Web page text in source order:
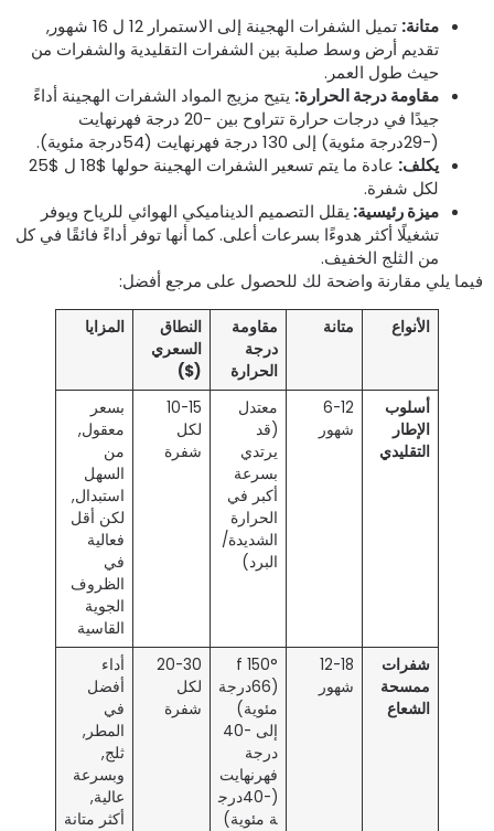
متانة:
تميل الشفرات الهجينة إلى الاستمرار 12 ل 16 شهور,
تقديم أرض وسط صلبة بين الشفرات التقليدية والشفرات من
حيث طول العمر.
مقاومة درجة الحرارة:يتيح مزيج المواد الشفرات الهجينة أداءً
جيدًا في درجات حرارة تتراوح بين -20 درجة فهرنهايت
يكلف:
عادة ما يتم تسعير الشفرات الهجينة حولها $18 ل $25
لكل شفرة.
ميزة رئيسية:يقلل التصميم الديناميكي الهوائي للرياح ويوفر
تشغيلًا أكثر هدوءًا بسرعات أعلى. كما أنها توفر أداءً فائقًا في كل
من الثلج الخفيف.
يلي مقارنة واضحة لك للحصول على مرجع أفضل:
الأنواع متانة
مقاومة
درجة
الحرارة
النطاق
السعري
($)
المزايا
أسلوب
الإطار
التقليدي
6-12
شهور
معتدل
(قد
يرتدي
بسرعة
أكبر في
الحرارة
الشديدة/
البرد)
10-15
لكل
شفرة
بسعر
معقول,
من
السهل
استبدال,
لكن أقل
فعالية
في
الظروف
الجوية
القاسية
شفرات
ممسحة
الشعاع
12-18
شهور
150° f
(66درجة
مئوية)
إلى -40
درجة
فهرنهايت
(-40درج
ة مئوية)
20-30
لكل
شفرة
أداء
أفضل
في
المطر,
ثلج,
وبسرعة
عالية,
أكثر متانة